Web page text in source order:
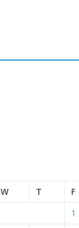
W T F
1